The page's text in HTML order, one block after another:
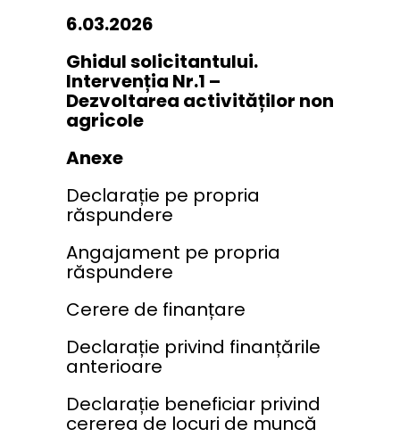
6.03.2026
Ghidul solicitantului.
Intervenția Nr.1 –
Dezvoltarea activităților non
agricole
Anexe
Declarație pe propria
răspundere
Angajament pe propria
răspundere
Cerere de finanțare
Declarație privind finanțările
anterioare
Declarație beneficiar privind
cererea de locuri de muncă